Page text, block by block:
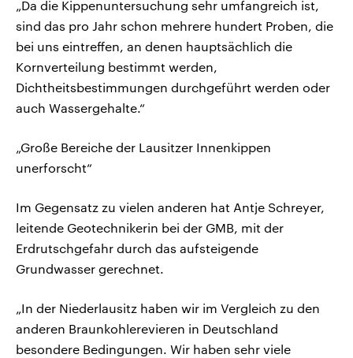
„Da die Kippenuntersuchung sehr umfangreich ist,
sind das pro Jahr schon mehrere hundert Proben, die
bei uns eintreffen, an denen hauptsächlich die
Kornverteilung bestimmt werden,
Dichtheitsbestimmungen durchgeführt werden oder
auch Wassergehalte.“
„Große Bereiche der Lausitzer Innenkippen
unerforscht“
Im Gegensatz zu vielen anderen hat Antje Schreyer,
leitende Geotechnikerin bei der GMB, mit der
Erdrutschgefahr durch das aufsteigende
Grundwasser gerechnet.
„In der Niederlausitz haben wir im Vergleich zu den
anderen Braunkohlerevieren in Deutschland
besondere Bedingungen. Wir haben sehr viele